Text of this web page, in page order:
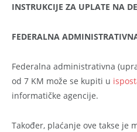
INSTRUKCIJE ZA UPLATE NA
FEDERALNA
Federalna administrativna
od 7 KM može se kupiti u
informatičke agencije.
Također, plaćanje ove takse je